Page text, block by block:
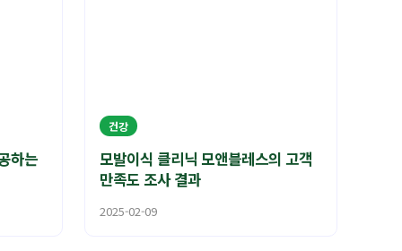
하는
건강
모발이식 클리닉 모앤블레스의 고객
만족도 조사 결과
2025-02-09